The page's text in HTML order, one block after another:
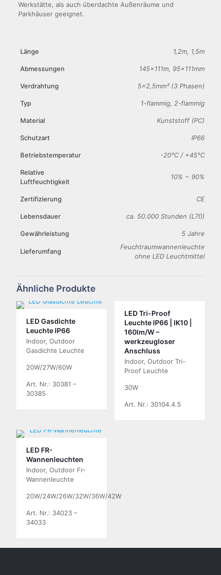
Werkstätte, als auch überdachte Außenräume und
Parkhäuser geeignet.
Länge 1,2m, 1,5m
Abmessungen 145x111m, 95x111mm
Verdrahtung 5×2,5mm² (3 Phasen)
Typ 1-flammig, 2-flammig
Material Kunststoff (PC)
Schutzart IP66
Betriebstemperatur -20°C / +45°C
Relative
Luftfeuchtigkeit
10% ~ 90%
Zertifizierung CE
Lebensdauer ca. 50.000 Stunden (L70)
Gewährleistung 5 Jahre
Lieferumfang
Feuchtraumwannenleuchte
ohne LED Leuchtmittel
Ähnliche Produkte
LED Gasdichte
Leuchte IP66
Indoor, Outdoor
Gasdichte Leuchte
20W/27W/60W
Art. Nr.: 30381 –
30385
LED Tri-Proof
Leuchte IP66 | IK10 |
160lm/W –
werkzeugloser
Anschluss
Indoor, Outdoor Tri-
Proof Leuchte
30W
Art. Nr.: 30104.4.5
LED FR-
Wannenleuchten
Indoor, Outdoor Fr-
Wannenleuchte
20W/24W/26W/32W/36W/42W
Art. Nr.: 34023 –
34033